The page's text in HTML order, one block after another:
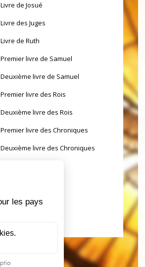
Livre de Josué
Livre des Juges
Livre de Ruth
Premier livre de Samuel
Deuxième livre de Samuel
Premier livre des Rois
Deuxième livre des Rois
Premier livre des Chroniques
Deuxième livre des Chroniques
Livre de Tobie
Livre d'Esther
Premier Livre des Martyrs d'Israël